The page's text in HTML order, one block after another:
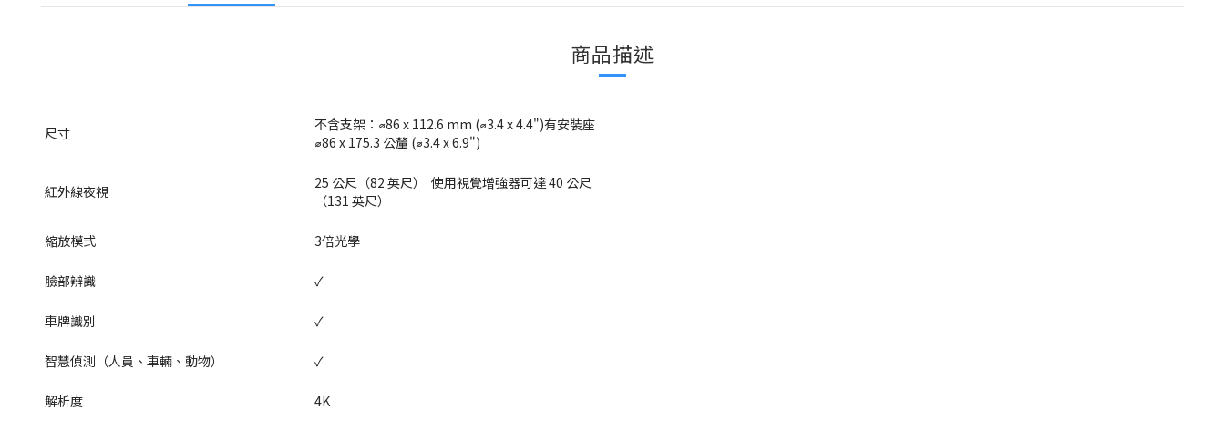
商品描述
尺寸
不含支架：⌀86 x 112.6 mm (⌀3.4 x 4.4")有安裝座
⌀86 x 175.3 公釐 (⌀3.4 x 6.9")
紅外線夜視
25 公尺（82 英尺）  使用視覺增強器可達 40 公尺
（131 英尺）
縮放模式 3倍光學
臉部辨識 ✓
車牌識別 ✓
智慧偵測（人員、車輛、動物） ✓
解析度 4K